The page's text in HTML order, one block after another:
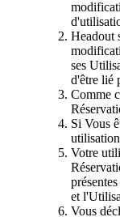
Headout
ses
d'être lié
Comme
Si Vous
Votre
et
Vous